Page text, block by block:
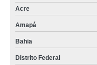
Acre
Amapá
Bahia
Distrito Federal